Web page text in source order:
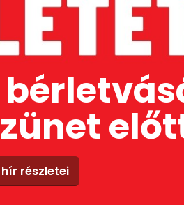
hír részletei